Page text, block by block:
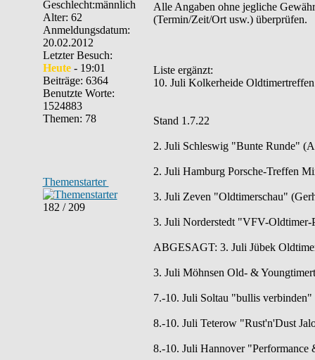
Alter: 62
Anmeldungsdatum:
20.02.2012
Letzter Besuch:
Heute- 19:01
Beiträge: 6364
Benutzte Worte:
1524883
Themen: 78
Themenstarter
182 / 209
Alle Angaben ohne jegliche
(Termin/Zeit/Ort usw.) überprüfen.
Liste ergänzt:
10. Juli Kolkerheide Oldtimertreffen
Stand 1.7.22
2. Juli Schleswig "Bunte Runde"
2. Juli Hamburg Porsche-Treffen
3. Juli Zeven "Oldtimerschau"
3. Juli Norderstedt "VFV-
ABGESAGT: 3. Juli Jübek
3. Juli Möhnsen Old- &
7.-10. Juli Soltau "bullis
8.-10. Juli Teterow "Rust'n'Dust
8.-10. Juli Hannover "Performance